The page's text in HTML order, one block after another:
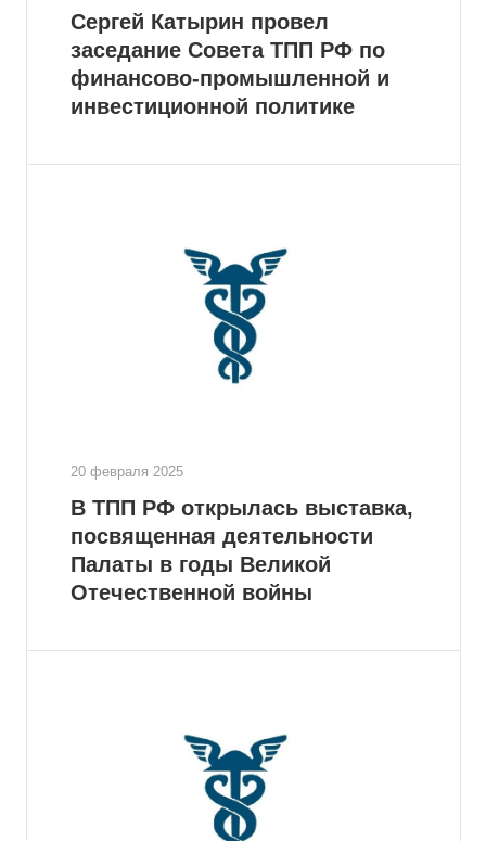
Сергей Катырин провел
заседание Совета ТПП РФ по
финансово-промышленной и
инвестиционной политике
20 февраля 2025
В ТПП РФ открылась выставка,
посвященная деятельности
Палаты в годы Великой
Отечественной войны